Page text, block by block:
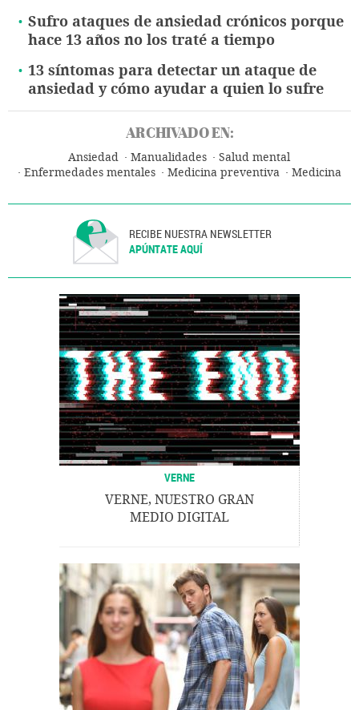
Sufro ataques de ansiedad crónicos porque
hace 13 años no los traté a tiempo
13 síntomas para detectar un ataque de
ansiedad y cómo ayudar a quien lo sufre
ARCHIVADO EN:
Ansiedad Manualidades
Salud mental
Enfermedades mentales
Medicina preventiva
Medicina
RECIBE NUESTRA NEWSLETTER
APÚNTATE AQUÍ
VERNE
VERNE, NUESTRO GRAN
MEDIO DIGITAL